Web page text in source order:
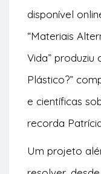
disponível
“Materiais
Vida” produziu
Plástico?”
e científicas
recorda
Um projeto